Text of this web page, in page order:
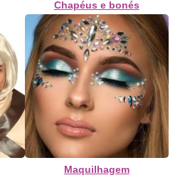
Chapéus e bonés
Maquilhagem